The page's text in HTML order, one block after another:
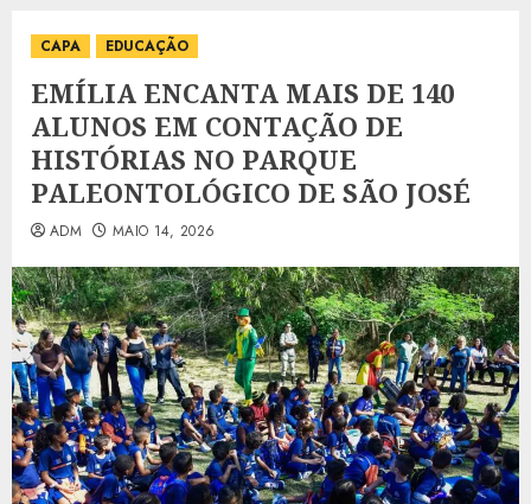
CAPA EDUCAÇÃO
EMÍLIA ENCANTA MAIS DE 140
ALUNOS EM CONTAÇÃO DE
HISTÓRIAS NO PARQUE
PALEONTOLÓGICO DE SÃO JOSÉ
ADM MAIO 14, 2026